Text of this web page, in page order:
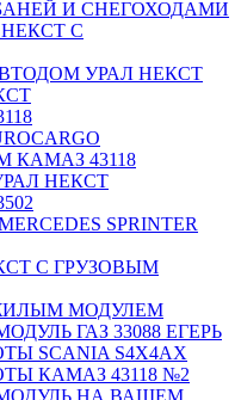
И СНЕГОХОДАМИ
С
УРАЛ НЕКСТ
43118
НЕКСТ
SPRINTER
С ГРУЗОВЫМ
МОДУЛЕМ
ГАЗ 33088 ЕГЕРЬ
SCANIA S4X4AX
КАМАЗ 43118 №2
НА ВАШЕМ